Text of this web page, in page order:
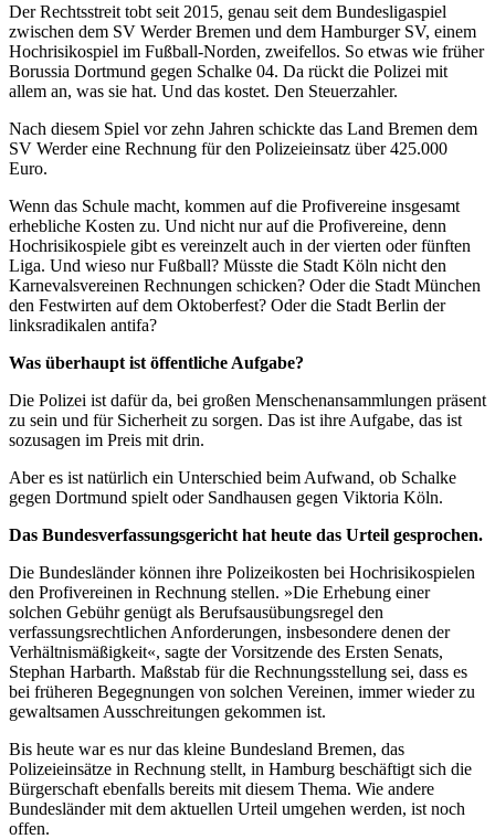
Der Rechtsstreit tobt seit 2015, genau seit dem Bundesligaspiel
zwischen dem SV Werder Bremen und dem Hamburger SV, einem
Hochrisikospiel im Fußball-Norden, zweifellos. So etwas wie früher
Borussia Dortmund gegen Schalke 04. Da rückt die Polizei mit
allem an, was sie hat. Und das kostet. Den Steuerzahler.
Nach diesem Spiel vor zehn Jahren schickte das Land Bremen dem
SV Werder eine Rechnung für den Polizeieinsatz über 425.000
Euro.
Wenn das Schule macht, kommen auf die Profivereine insgesamt
erhebliche Kosten zu. Und nicht nur auf die Profivereine, denn
Hochrisikospiele gibt es vereinzelt auch in der vierten oder fünften
Liga. Und wieso nur Fußball? Müsste die Stadt Köln nicht den
Karnevalsvereinen Rechnungen schicken? Oder die Stadt München
den Festwirten auf dem Oktoberfest? Oder die Stadt Berlin der
linksradikalen antifa?
Was überhaupt ist öffentliche Aufgabe?
Die Polizei ist dafür da, bei großen Menschenansammlungen präsent
zu sein und für Sicherheit zu sorgen. Das ist ihre Aufgabe, das ist
sozusagen im Preis mit drin.
Aber es ist natürlich ein Unterschied beim Aufwand, ob Schalke
gegen Dortmund spielt oder Sandhausen gegen Viktoria Köln.
Das Bundesverfassungsgericht hat heute das Urteil gesprochen.
Die Bundesländer können ihre Polizeikosten bei Hochrisikospielen
den Profivereinen in Rechnung stellen. »Die Erhebung einer
solchen Gebühr genügt als Berufsausübungsregel den
verfassungsrechtlichen Anforderungen, insbesondere denen der
Verhältnismäßigkeit«, sagte der Vorsitzende des Ersten Senats,
Stephan Harbarth. Maßstab für die Rechnungsstellung sei, dass es
bei früheren Begegnungen von solchen Vereinen, immer wieder zu
gewaltsamen Ausschreitungen gekommen ist.
Bis heute war es nur das kleine Bundesland Bremen, das
Polizeieinsätze in Rechnung stellt, in Hamburg beschäftigt sich die
Bürgerschaft ebenfalls bereits mit diesem Thema. Wie andere
Bundesländer mit dem aktuellen Urteil umgehen werden, ist noch
offen.